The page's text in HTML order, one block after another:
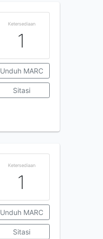
Ketersediaan
1
Unduh MARC
Sitasi
Ketersediaan
1
Unduh MARC
Sitasi